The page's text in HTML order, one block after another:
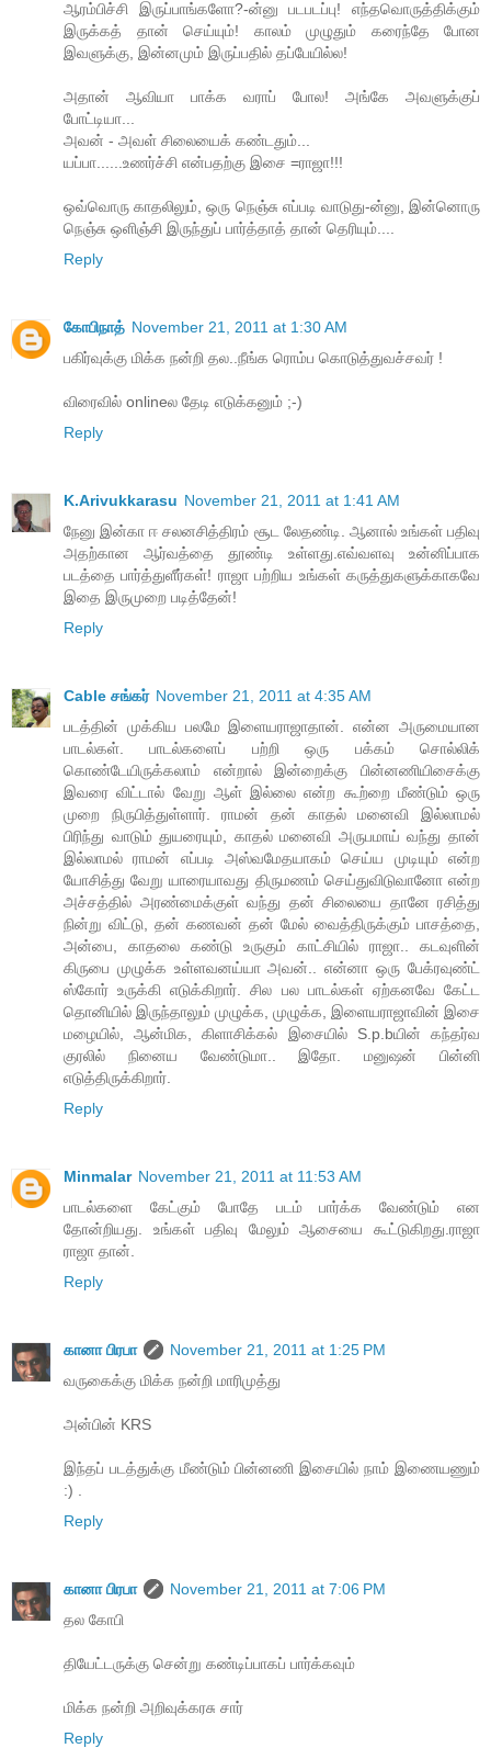
ஆரம்பிச்சி இருப்பாங்களோ?-ன்னு படபடப்பு! எந்தவொருத்திக்கும்
இருக்கத் தான் செய்யும்! காலம் முழுதும் கரைந்தே போன
இவளுக்கு, இன்னமும் இருப்பதில் தப்பேயில்ல!
அதான் ஆவியா பாக்க வராப் போல! அங்கே அவளுக்குப்
போட்டியா...
அவன் - அவள் சிலையைக் கண்டதும்...
யப்பா......உணர்ச்சி என்பதற்கு இசை =ராஜா!!!
ஒவ்வொரு காதலிலும், ஒரு நெஞ்சு எப்படி வாடுது-ன்னு, இன்னொரு
நெஞ்சு ஒளிஞ்சி இருந்துப் பார்த்தாத் தான் தெரியும்....
Reply
கோபிநாத் November 21, 2011 at 1:30 AM
பகிர்வுக்கு மிக்க நன்றி தல..நீங்க ரொம்ப கொடுத்துவச்சவர் !
விரைவில் onlineல தேடி எடுக்கனும் ;-)
Reply
K.Arivukkarasu November 21, 2011 at 1:41 AM
நேனு இன்கா ஈ சலனசித்திரம் சூட லேதண்டி. ஆனால் உங்கள் பதிவு
அதற்கான ஆர்வத்தை தூண்டி உள்ளது.எவ்வளவு உன்னிப்பாக
படத்தை பார்த்துளீர்கள்! ராஜா பற்றிய உங்கள் கருத்துகளுக்காகவே
இதை இருமுறை படித்தேன்!
Reply
Cable சங்கர் November 21, 2011 at 4:35 AM
படத்தின் முக்கிய பலமே இளையராஜாதான். என்ன அருமையான
பாடல்கள். பாடல்களைப் பற்றி ஒரு பக்கம் சொல்லிக்
கொண்டேயிருக்கலாம் என்றால் இன்றைக்கு பின்னணியிசைக்கு
இவரை விட்டால் வேறு ஆள் இல்லை என்ற கூற்றை மீண்டும் ஒரு
முறை நிருபித்துள்ளார். ராமன் தன் காதல் மனைவி இல்லாமல்
பிரிந்து வாடும் துயரையும், காதல் மனைவி அருபமாய் வந்து தான்
இல்லாமல் ராமன் எப்படி அஸ்வமேதயாகம் செய்ய முடியும் என்ற
யோசித்து வேறு யாரையாவது திருமணம் செய்துவிடுவானோ என்ற
அச்சத்தில் அரண்மைக்குள் வந்து தன் சிலையை தானே ரசித்து
நின்று விட்டு, தன் கணவன் தன் மேல் வைத்திருக்கும் பாசத்தை,
அன்பை, காதலை கண்டு உருகும் காட்சியில் ராஜா.. கடவுளின்
கிருபை முழுக்க உள்ளவனய்யா அவன்.. என்னா ஒரு பேக்ரவுண்ட்
ஸ்கோர் உருக்கி எடுக்கிறார். சில பல பாடல்கள் ஏற்கனவே கேட்ட
தொனியில் இருந்தாலும் முழுக்க, முழுக்க, இளையராஜாவின் இசை
மழையில், ஆன்மிக, கிளாசிக்கல் இசையில் S.p.bயின் கந்தர்வ
குரலில் நினைய வேண்டுமா.. இதோ. மனுஷன் பின்னி
எடுத்திருக்கிறார்.
Reply
Minmalar November 21, 2011 at 11:53 AM
பாடல்களை கேட்கும் போதே படம் பார்க்க வேண்டும் என
தோன்றியது. உங்கள் பதிவு மேலும் ஆசையை கூட்டுகிறது.ராஜா
ராஜா தான்.
Reply
கானா பிரபா
November 21, 2011 at 1:25 PM
வருகைக்கு மிக்க நன்றி மாரிமுத்து
அன்பின் KRS
இந்தப் படத்துக்கு மீண்டும் பின்னணி இசையில் நாம் இணையணும்
:) .
Reply
கானா பிரபா
November 21, 2011 at 7:06 PM
தல கோபி
தியேட்டருக்கு சென்று கண்டிப்பாகப் பார்க்கவும்
மிக்க நன்றி அறிவுக்கரசு சார்
Reply